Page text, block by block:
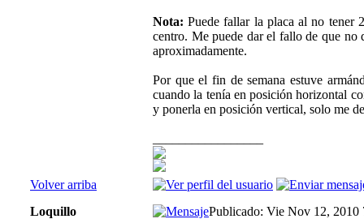
Nota: Puede fallar la placa al no tener
centro. Me puede dar el fallo de que no
aproximadamente.
Por que el fin de semana estuve
cuando la tenía en posición horizontal
y ponerla en posición vertical, solo me
Volver arriba
Loquillo
Publicado: Vie Nov 12, 2010